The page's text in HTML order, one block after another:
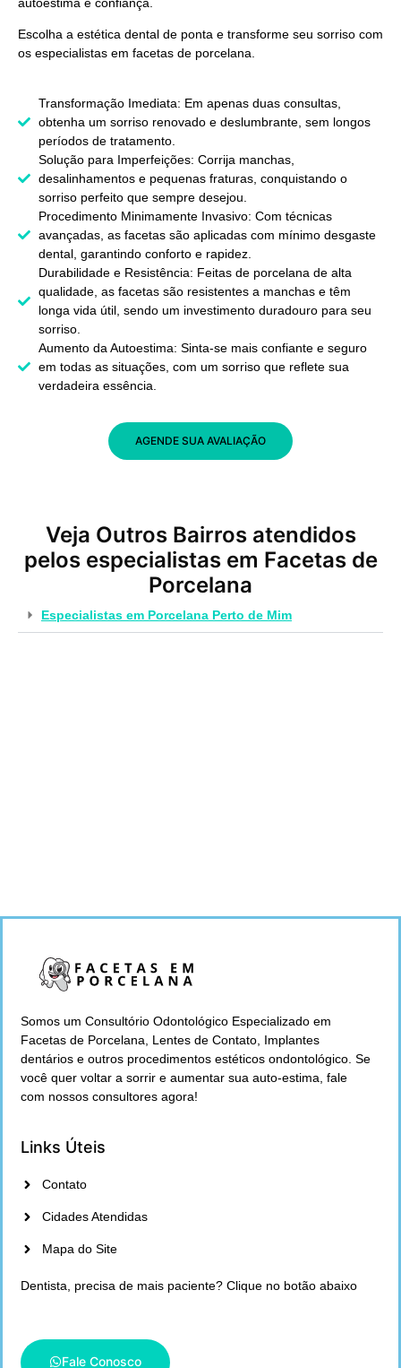
Escolha a estética dental de ponta e transforme seu sorriso com
os especialistas em facetas de porcelana.
Transformação Imediata: Em apenas duas consultas,
obtenha um sorriso renovado e deslumbrante, sem longos
períodos de tratamento.
Solução para Imperfeições: Corrija manchas,
desalinhamentos e pequenas fraturas, conquistando o
sorriso perfeito que sempre desejou.
Procedimento Minimamente Invasivo: Com técnicas
avançadas, as facetas são aplicadas com mínimo desgaste
dental, garantindo conforto e rapidez.
Durabilidade e Resistência: Feitas de porcelana de alta
qualidade, as facetas são resistentes a manchas e têm
longa vida útil, sendo um investimento duradouro para seu
sorriso.
Aumento da Autoestima: Sinta-se mais confiante e seguro
em todas as situações, com um sorriso que reflete sua
verdadeira essência.
AGENDE SUA AVALIAÇÃO
Veja Outros Bairros atendidos
pelos especialistas em Facetas de
Porcelana
Especialistas em Porcelana Perto de Mim
Somos um Consultório Odontológico Especializado em
Facetas de Porcelana, Lentes de Contato, Implantes
dentários e outros procedimentos estéticos ondontológico. Se
você quer voltar a sorrir e aumentar sua auto-estima, fale
com nossos consultores agora!
Links Úteis
Contato
Cidades Atendidas
Mapa do Site
Dentista, precisa de mais paciente? Clique no botão abaixo
Fale Conosco